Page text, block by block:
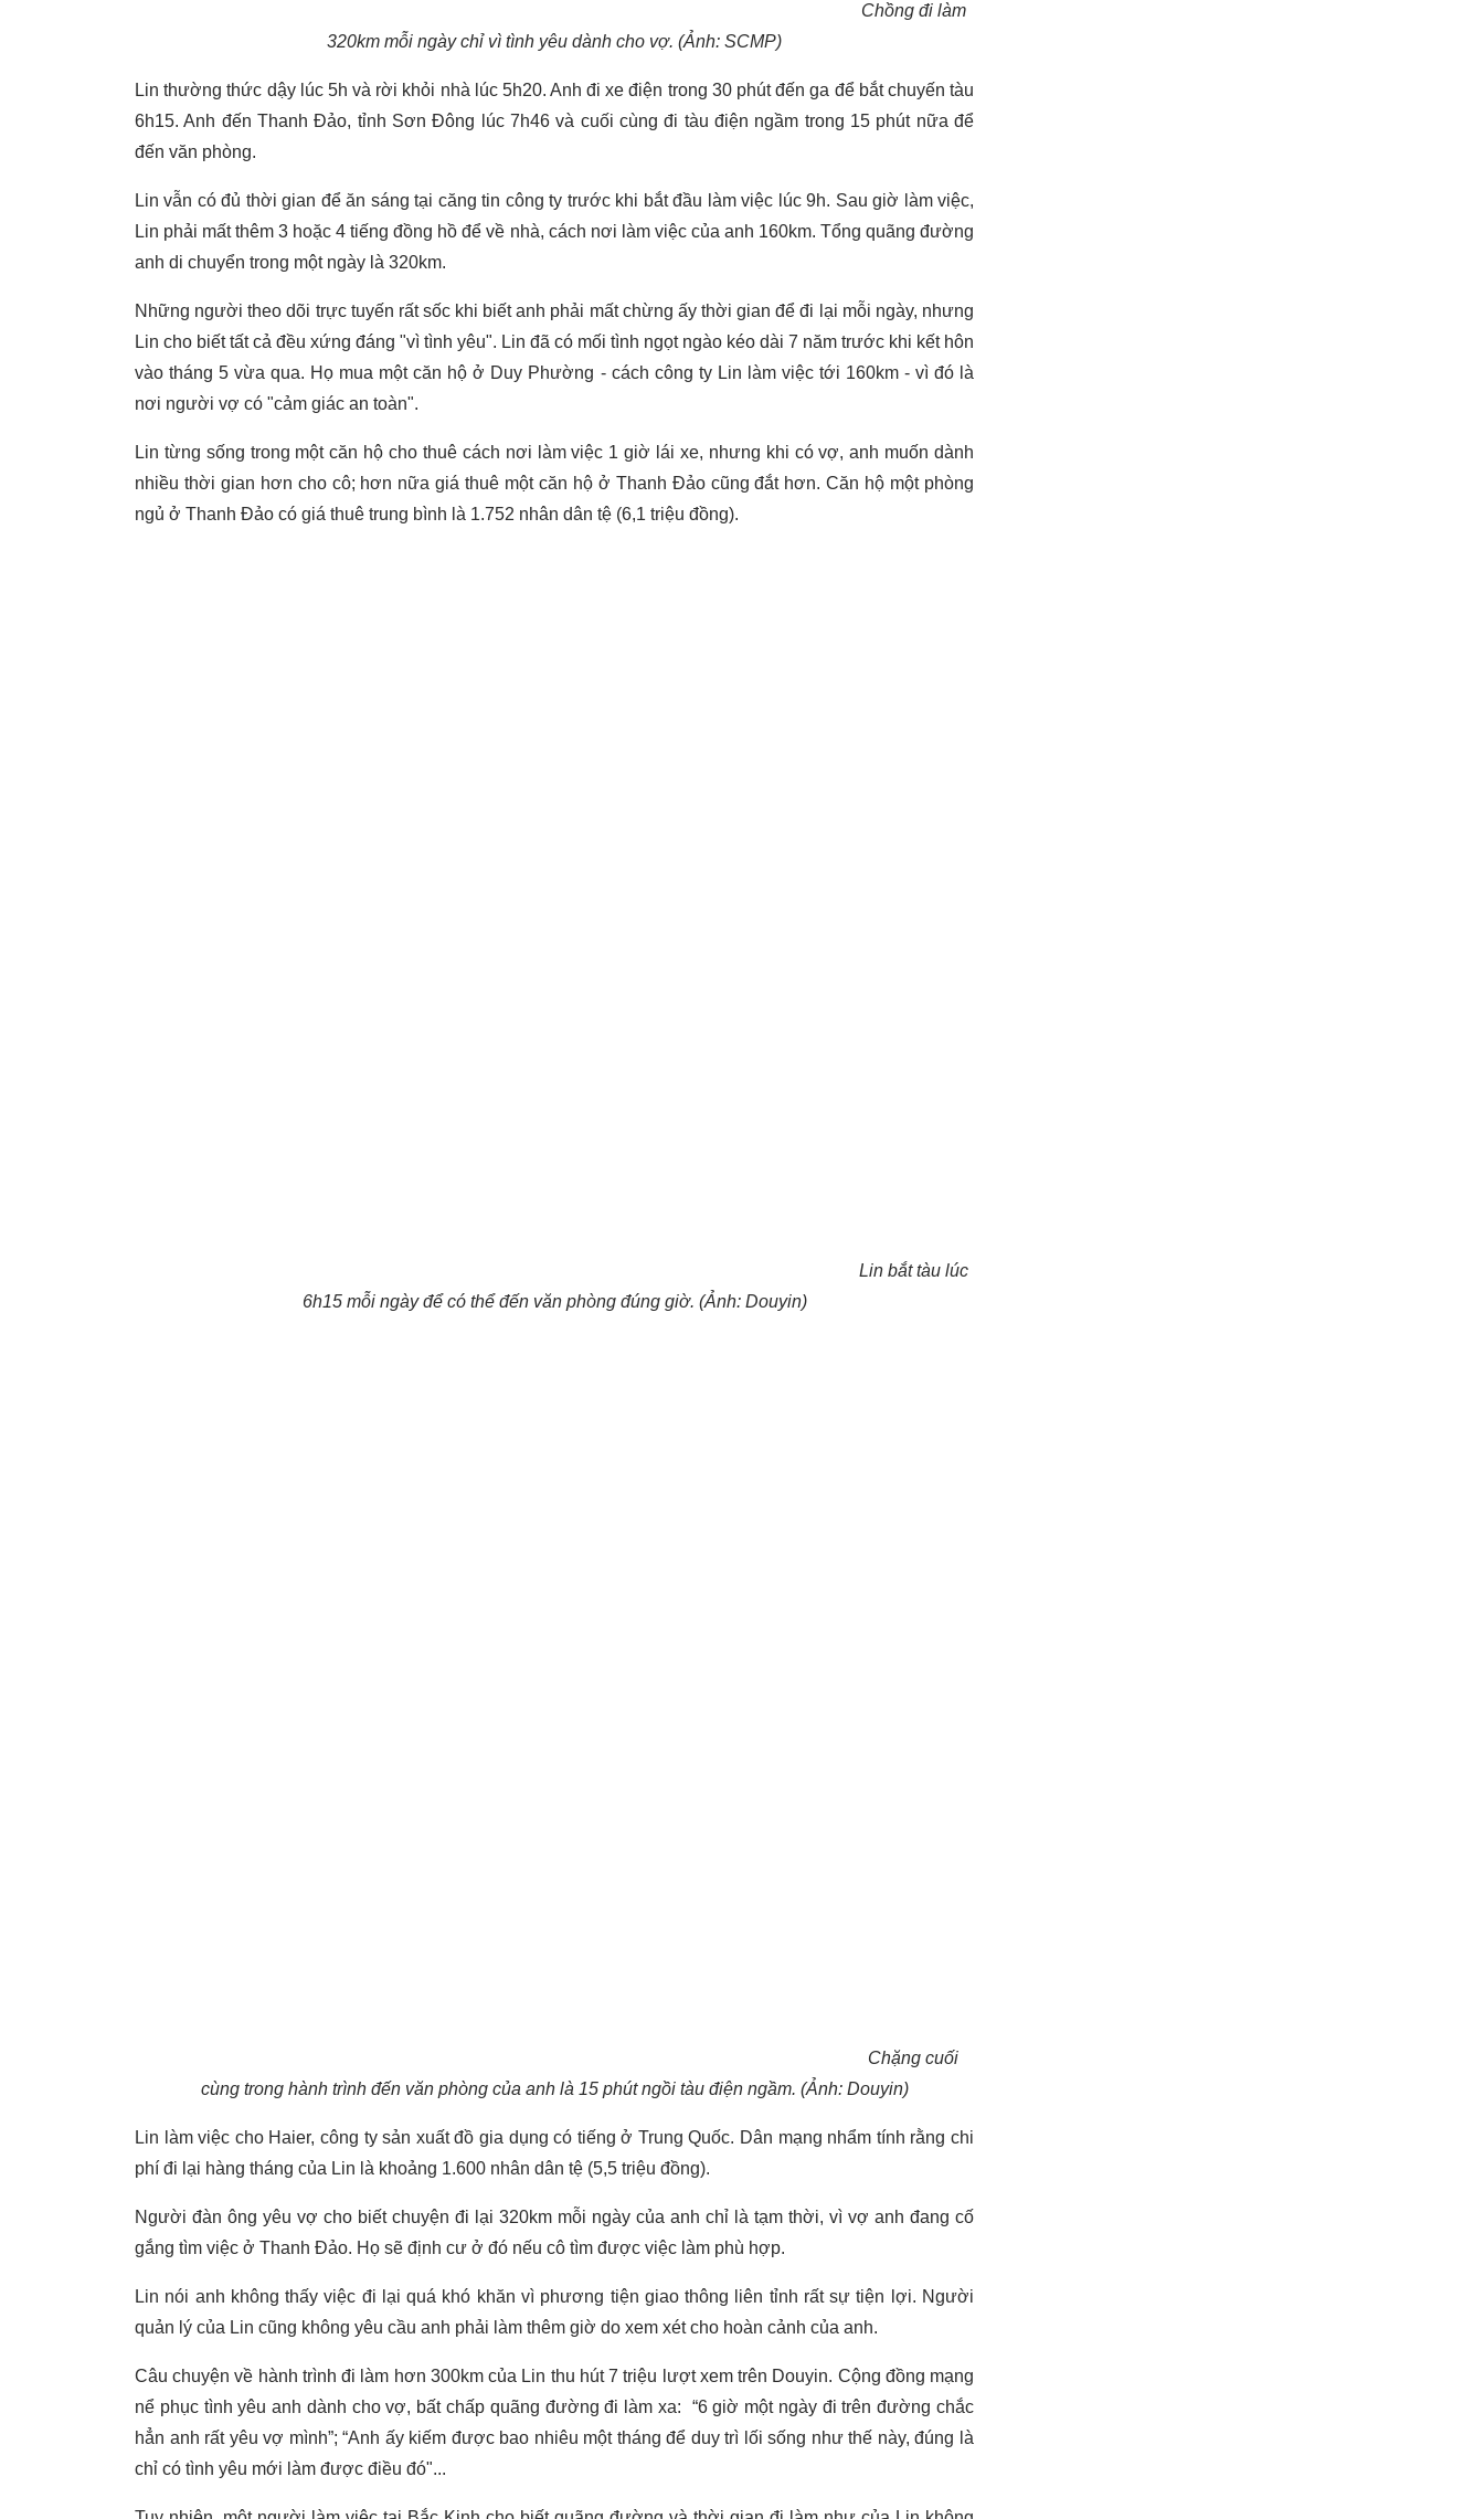
Chồng đi làm
320km mỗi ngày chỉ vì tình yêu dành cho vợ. (Ảnh: SCMP)
Lin thường thức dậy lúc 5h và rời khỏi nhà lúc 5h20. Anh đi xe điện trong 30 phút đến ga để bắt chuyến tàu
6h15. Anh đến Thanh Đảo, tỉnh Sơn Đông lúc 7h46 và cuối cùng đi tàu điện ngầm trong 15 phút nữa để
đến văn phòng.
Lin vẫn có đủ thời gian để ăn sáng tại căng tin công ty trước khi bắt đầu làm việc lúc 9h. Sau giờ làm việc,
Lin phải mất thêm 3 hoặc 4 tiếng đồng hồ để về nhà, cách nơi làm việc của anh 160km. Tổng quãng đường
anh di chuyển trong một ngày là 320km.
Những người theo dõi trực tuyến rất sốc khi biết anh phải mất chừng ấy thời gian để đi lại mỗi ngày, nhưng
Lin cho biết tất cả đều xứng đáng "vì tình yêu". Lin đã có mối tình ngọt ngào kéo dài 7 năm trước khi kết hôn
vào tháng 5 vừa qua. Họ mua một căn hộ ở Duy Phường - cách công ty Lin làm việc tới 160km - vì đó là
nơi người vợ có "cảm giác an toàn".
Lin từng sống trong một căn hộ cho thuê cách nơi làm việc 1 giờ lái xe, nhưng khi có vợ, anh muốn dành
nhiều thời gian hơn cho cô; hơn nữa giá thuê một căn hộ ở Thanh Đảo cũng đắt hơn. Căn hộ một phòng
ngủ ở Thanh Đảo có giá thuê trung bình là 1.752 nhân dân tệ (6,1 triệu đồng).
Lin bắt tàu lúc
6h15 mỗi ngày để có thể đến văn phòng đúng giờ. (Ảnh: Douyin)
Chặng cuối
cùng trong hành trình đến văn phòng của anh là 15 phút ngồi tàu điện ngầm. (Ảnh: Douyin)
Lin làm việc cho Haier, công ty sản xuất đồ gia dụng có tiếng ở Trung Quốc. Dân mạng nhẩm tính rằng chi
phí đi lại hàng tháng của Lin là khoảng 1.600 nhân dân tệ (5,5 triệu đồng).
Người đàn ông yêu vợ cho biết chuyện đi lại 320km mỗi ngày của anh chỉ là tạm thời, vì vợ anh đang cố
gắng tìm việc ở Thanh Đảo. Họ sẽ định cư ở đó nếu cô tìm được việc làm phù hợp.
Lin nói anh không thấy việc đi lại quá khó khăn vì phương tiện giao thông liên tỉnh rất sự tiện lợi. Người
quản lý của Lin cũng không yêu cầu anh phải làm thêm giờ do xem xét cho hoàn cảnh của anh.
Câu chuyện về hành trình đi làm hơn 300km của Lin thu hút 7 triệu lượt xem trên Douyin. Cộng đồng mạng
nể phục tình yêu anh dành cho vợ, bất chấp quãng đường đi làm xa: “6 giờ một ngày đi trên đường chắc
hẳn anh rất yêu vợ mình”; “Anh ấy kiếm được bao nhiêu một tháng để duy trì lối sống như thế này, đúng là
chỉ có tình yêu mới làm được điều đó"...